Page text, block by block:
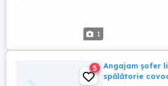
1
5
Angajam șofer
spălătorie